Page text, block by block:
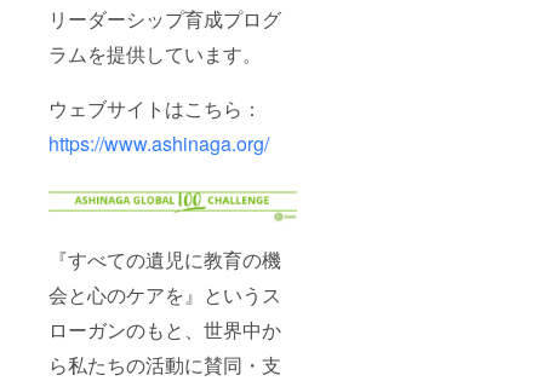
リーダーシップ育成プログ
ラムを提供しています。
ウェブサイトはこちら：
https://www.ashinaga.org/
『すべての遺児に教育の機
会と心のケアを』というス
ローガンのもと、世界中か
ら私たちの活動に賛同・支